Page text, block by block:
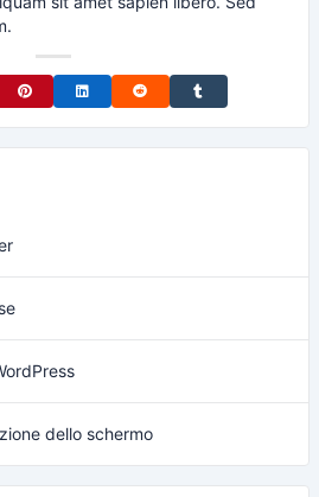
on Twitter
Share on Pinterest
Share on LinkedIn
Share on RedditShare on Tumblr
dello schermo